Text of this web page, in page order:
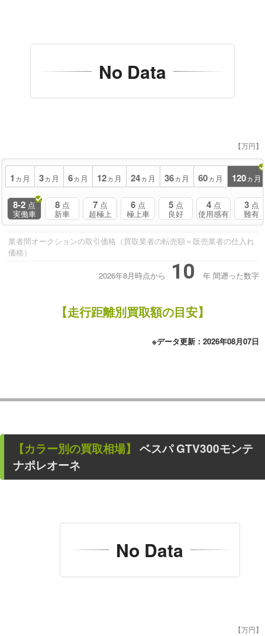
No Data
【万円】
1 ヵ月 3ヵ月 6ヵ月 12ヵ月 24ヵ月 36ヵ月 60ヵ月 120ヵ月
8-2 点
実働車
8 点
新車
7 点
超極上
6 点
極上車
5 点
良好
4 点
使用感有
3 点
難有
業者間オークションの取引価格（買取業者の転売額＝販売業者の仕入れ
価格）
2026年8月時点から 10 年 間遡った数字
【走行距離別買取額の目安】
※データ更新：2026年08月07日
【カラー別の買取相場】 ベスパ GTV300モンテ
ナポレオーネ
No Data
【万円】